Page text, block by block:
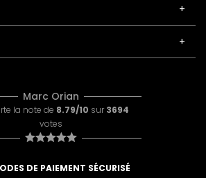
Marc Orian
la note de 8.79/10 sur 3694
votes
DE PAIEMENT SÉCURISÉ